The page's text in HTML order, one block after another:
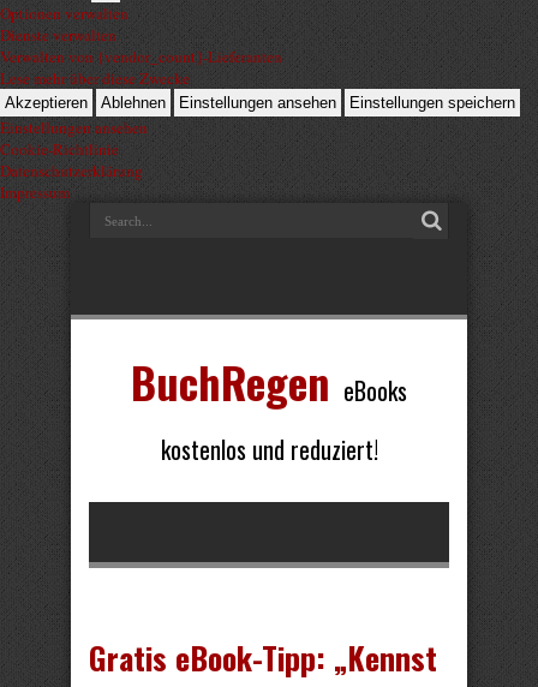
Optionen verwalten
Dienste verwalten
Verwalten von {vendor_count}-Lieferanten
Lese mehr über diese Zwecke
Akzeptieren Ablehnen Einstellungen ansehen Einstellungen speichern
Einstellungen ansehen
Cookie-Richtlinie
Datenschutzerklärung
Impressum
BuchRegen eBooks
kostenlos und reduziert!
Gratis eBook-Tipp: „Kennst